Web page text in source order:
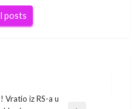
posts
Vratio iz RS-a u